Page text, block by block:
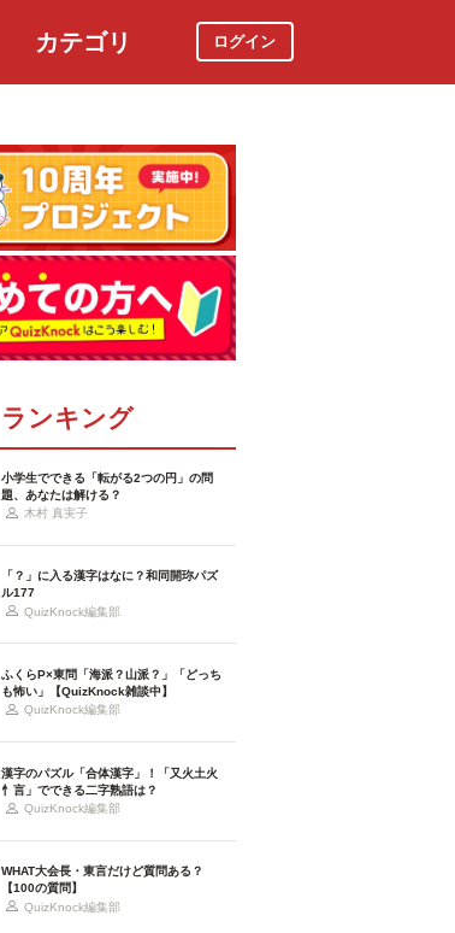
カテゴリ ログイン
ランキング
小学生でできる「転がる2つの円」の問
題、あなたは解ける？
木村 真実子
「？」に入る漢字はなに？和同開珎パズ
ル177
QuizKnock編集部
ふくらP×東問「海派？山派？」「どっち
も怖い」【QuizKnock雑談中】
QuizKnock編集部
漢字のパズル「合体漢字」！「又火土火
忄言」でできる二字熟語は？
QuizKnock編集部
WHAT大会長・東言だけど質問ある？
【100の質問】
QuizKnock編集部